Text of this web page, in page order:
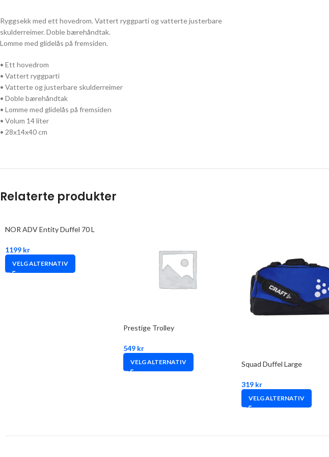
Ryggsekk med ett hovedrom. Vattert ryggparti og vatterte justerbare
skulderreimer. Doble bærehåndtak.
Lomme med glidelås på fremsiden.
• Ett hovedrom
• Vattert ryggparti
• Vatterte og justerbare skulderreimer
• Doble bærehåndtak
• Lomme med glidelås på fremsiden
• Volum 14 liter
• 28x14x40 cm
Relaterte produkter
NOR ADV Entity Duffel 70 L
1199 kr
VELG ALTERNATIV
Prestige Trolley
549 kr
VELG ALTERNATIV Squad Duffel Large
319 kr
VELG ALTERNATIV